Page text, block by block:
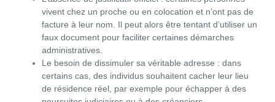
vivent chez un proche ou en colocation et n’ont pas de
facture à leur nom. Il peut alors être tentant d’utiliser un
faux document pour faciliter certaines démarches
administratives.
Le besoin de dissimuler sa véritable adresse : dans
certains cas, des individus souhaitent cacher leur lieu
de résidence réel, par exemple pour échapper à des